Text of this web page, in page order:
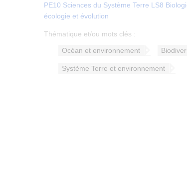
PE10 Sciences du Système Terre LS8
écologie et évolution
Thématique et/ou mots clés :
Océan et environnement
Système Terre et environnement